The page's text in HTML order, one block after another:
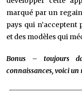
marqué par un
pays qui n’acceptent
et des modèles qui
Bonus – toujours
connaissances, voici un